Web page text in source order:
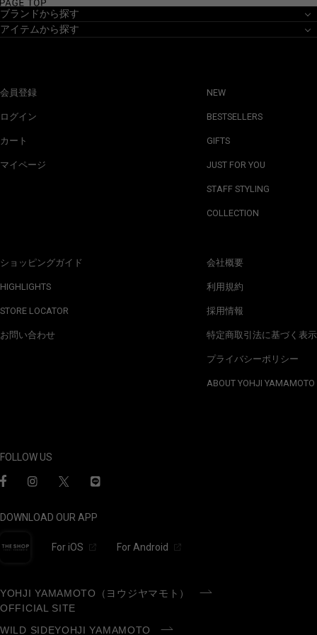
ブランドから探す
アイテムから探す
会員登録
ログイン
カート
マイページ
ショッピングガイド
HIGHLIGHTS
STORE LOCATOR
お問い合わせ
NEW
BESTSELLERS
GIFTS
JUST FOR YOU
STAFF STYLING
COLLECTION
会社概要
利用規約
採用情報
特定商取引法に基づく表示
プライバシーポリシー
ABOUT YOHJI YAMAMOTO
FOLLOW US
DOWNLOAD OUR APP
For iOS For Android
YOHJI YAMAMOTO（ヨウジヤマモト）
OFFICIAL SITE
WILD SIDEYOHJI YAMAMOTO